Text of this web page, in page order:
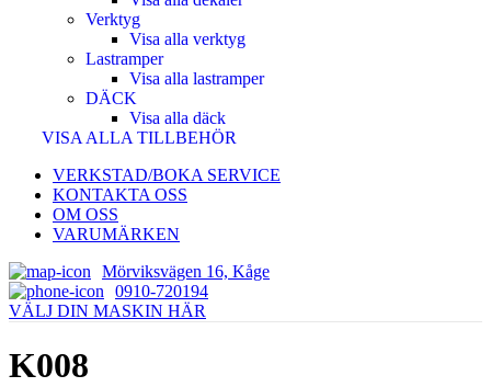
Verktyg
Visa alla verktyg
Lastramper
Visa alla lastramper
DÄCK
Visa alla däck
VISA ALLA TILLBEHÖR
VERKSTAD/BOKA SERVICE
KONTAKTA OSS
OM OSS
VARUMÄRKEN
Mörviksvägen 16, Kåge
0910-720194
VÄLJ DIN MASKIN HÄR
K008